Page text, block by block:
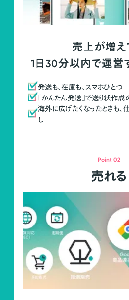
売上が増え
1日30分以内で運営
発送も、在庫も、スマホひとつ
「かんたん発送」で送り状作成
海外に広げたくなったときも
し
Point 02
売れる